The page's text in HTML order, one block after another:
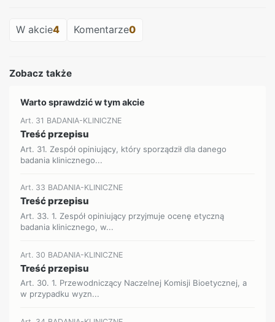
W akcie4 Komentarze0
Zobacz także
Warto sprawdzić w tym akcie
Art. 31 BADANIA-KLINICZNE
Treść przepisu
Art. 31. Zespół opiniujący, który sporządził dla danego
badania klinicznego...
Art. 33 BADANIA-KLINICZNE
Treść przepisu
Art. 33. 1. Zespół opiniujący przyjmuje ocenę etyczną
badania klinicznego, w...
Art. 30 BADANIA-KLINICZNE
Treść przepisu
Art. 30. 1. Przewodniczący Naczelnej Komisji Bioetycznej, a
w przypadku wyzn...